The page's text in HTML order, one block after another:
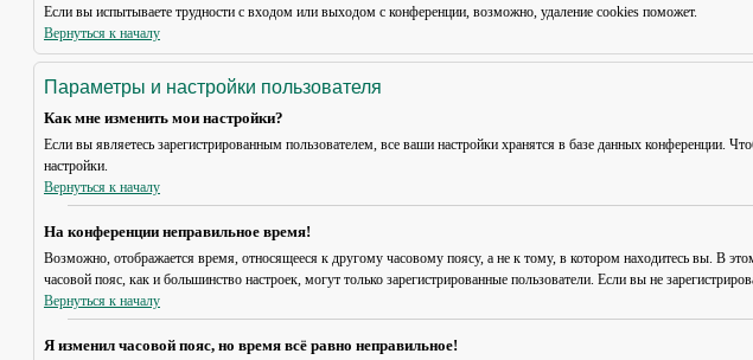
Если вы испытываете трудности с входом или выходом с конференции, возможно, удаление cookies поможет.
Вернуться к началу
Параметры и настройки пользователя
Как мне изменить мои настройки?
Если вы являетесь зарегистрированным пользователем, все ваши настройки хранятся в базе данных конференции.
настройки.
Вернуться к началу
На конференции неправильное время!
Возможно, отображается время, относящееся к другому часовому поясу, а не к тому, в котором находитесь вы. В
часовой пояс, как и большинство настроек, могут только зарегистрированные пользователи. Если вы не
Вернуться к началу
Я изменил часовой пояс, но время всё равно неправильное!